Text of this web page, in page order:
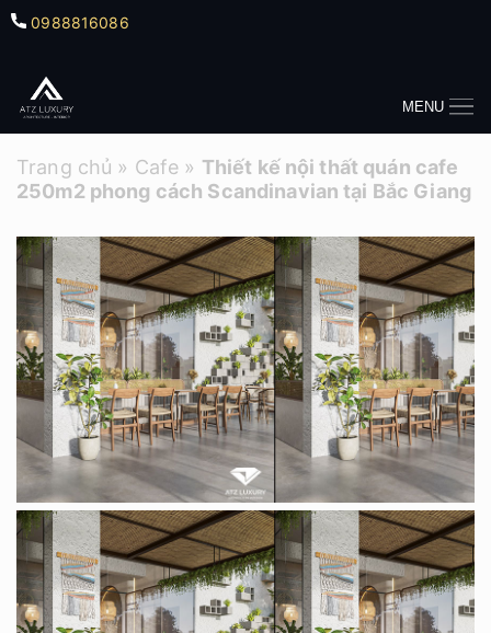
0988816086
MENU
Trang chủ » Cafe » Thiết kế nội thất quán cafe
250m2 phong cách Scandinavian tại Bắc Giang